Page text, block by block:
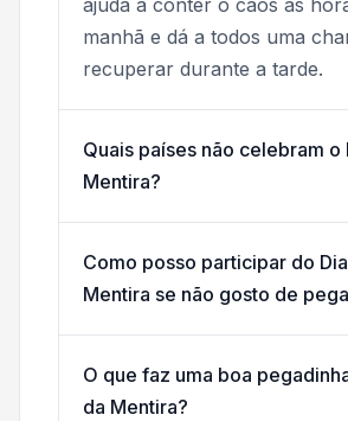
manhã e dá a todos uma
recuperar durante a tarde.
Quais países não celebram o
Mentira?
Como posso participar do
Mentira se não gosto de
O que faz uma boa
da Mentira?